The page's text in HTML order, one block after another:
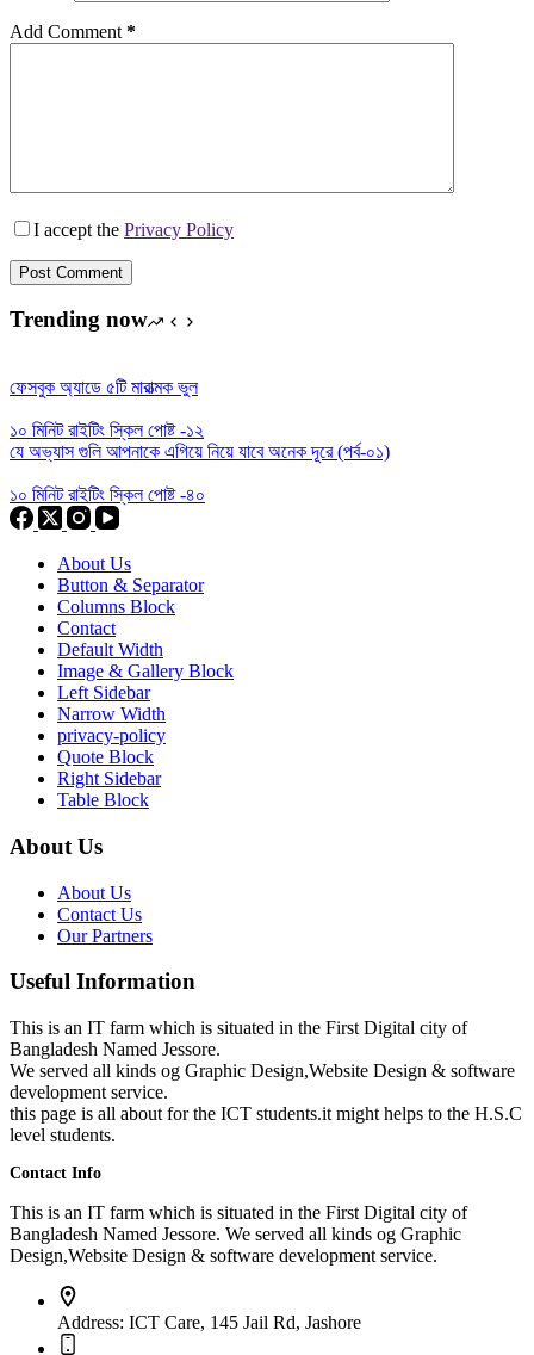
Add Comment *
I accept the Privacy Policy
Post Comment
Trending now
ফেসবুক অ্যাডে ৫টি মারাত্মক ভুল
১০ মিনিট রাইটিং স্কিল পোষ্ট -১২
যে অভ্যাস গুলি আপনাকে এগিয়ে নিয়ে যাবে অনেক দূরে (পর্ব-০১)
১০ মিনিট রাইটিং স্কিল পোষ্ট -৪০
About Us
Button & Separator
Columns Block
Contact
Default Width
Image & Gallery Block
Left Sidebar
Narrow Width
privacy-policy
Quote Block
Right Sidebar
Table Block
About Us
About Us
Contact Us
Our Partners
Useful Information
This is an IT farm which is situated in the First Digital city of
Bangladesh Named Jessore.
We served all kinds og Graphic Design,Website Design & software
development service.
this page is all about for the ICT students.it might helps to the H.S.C
level students.
Contact Info
This is an IT farm which is situated in the First Digital city of
Bangladesh Named Jessore. We served all kinds og Graphic
Design,Website Design & software development service.
Address: ICT Care, 145 Jail Rd, Jashore